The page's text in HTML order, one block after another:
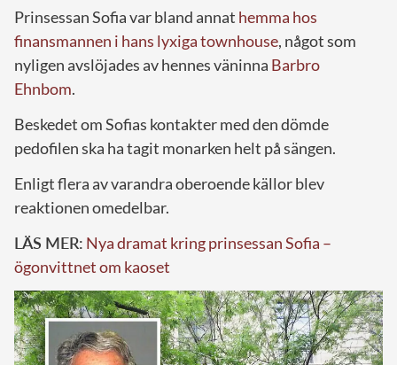
Prinsessan Sofia var bland annat hemma hos
finansmannen i hans lyxiga townhouse, något som
nyligen avslöjades av hennes väninna Barbro
Ehnbom.
Beskedet om Sofias kontakter med den dömde
pedofilen ska ha tagit monarken helt på sängen.
Enligt flera av varandra oberoende källor blev
reaktionen omedelbar.
LÄS MER: Nya dramat kring prinsessan Sofia –
ögonvittnet om kaoset